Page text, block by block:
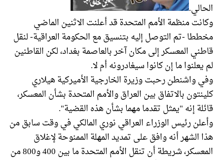
الحالي.
وكانت منظمة الأمم المتحدة قد أعلنت الاثنين الماضي
مخططا -تم التوصل إليه بتنسيق مع الحكومة العراقية- لنقل
قاطني المعسكر إلى مكان آخر بالعاصمة بغداد، لكن القاطنين
لم يعلنوا ما إن كانوا سيغادرونه أم لا.
وفي واشنطن رحبت وزيرة الخارجية الأميركية هيلاري
كلينتون بالاتفاق بين العراق والأمم المتحدة بشأن المعسكر،
قائلة إنه "يمثل تقدما مهما بشأن هذه القضية".
وأعلن رئيس الوزراء العراقي نوري المالكي في وقت سابق من
هذا الشهر أنه وافق على تمديد المهلة الممنوحة لإغلاق
المعسكر، شريطة أن تنقل الأمم المتحدة ما بين 400 و800 من